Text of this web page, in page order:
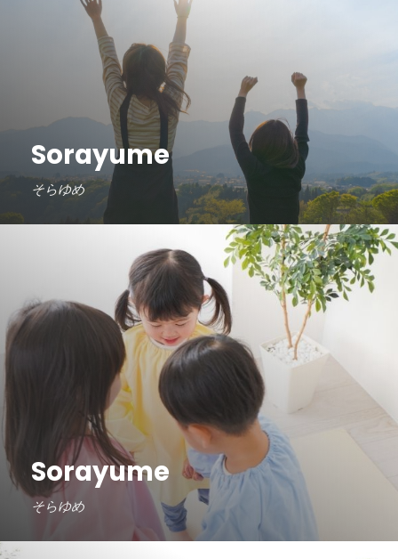
Sorayume
そらゆめ
Sorayume
そらゆめ